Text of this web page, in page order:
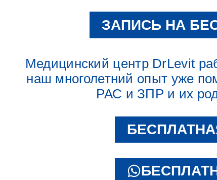
ЗАПИСЬ НА
Медицинский центр DrLevit
наш многолетний опыт уже
РАС и ЗПР и их